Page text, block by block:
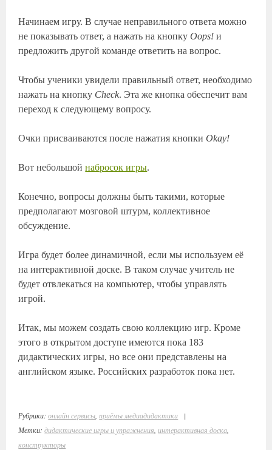
Начинаем игру. В случае неправильного ответа можно
не показывать ответ, а нажать на кнопкуOops! и
предложить другой команде ответить на вопрос.
Чтобы ученики увидели правильный ответ, необходимо
нажать на кнопку Check. Эта же кнопка обеспечит вам
переход к следующему вопросу.
Очки присваиваются после нажатия кнопкиOkay!
Вот небольшойнабросок игры.
Конечно, вопросы должны быть такими, которые
предполагают мозговой штурм, коллективное
обсуждение.
Игра будет более динамичной, если мы используем её
на интерактивной доске. В таком случае учитель не
будет отвлекаться на компьютер, чтобы управлять
игрой.
Итак, мы можем создать свою коллекцию игр. Кроме
этого в открытом доступе имеются пока 183
дидактических игры, но все они представлены на
английском языке. Российских разработок пока нет.
Рубрики:онлайн сервисы ,приёмы медиадидактики
|
Метки:дидактические игры и упражнения ,интерактивная доска
конструкторы